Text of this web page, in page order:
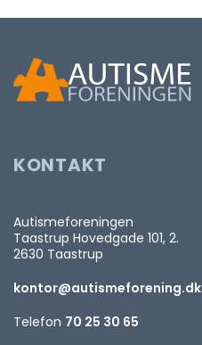
KONTAKT
Autismeforeningen
Taastrup Hovedgade 101, 2.
2630 Taastrup
kontor@autismeforening.dk
Telefon 70 25 30 65